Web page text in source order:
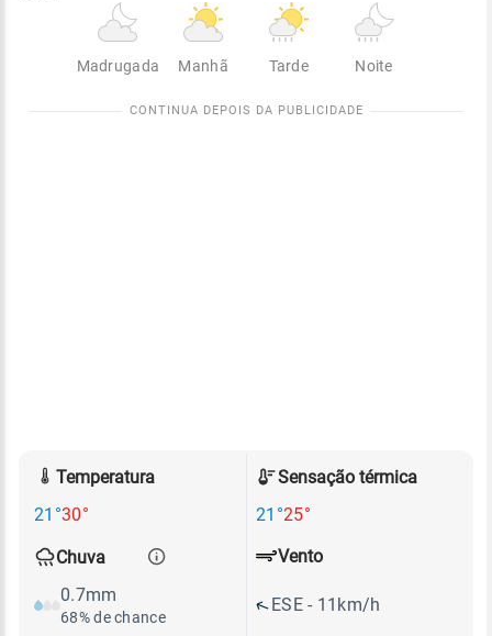
Madrugada Manhã Tarde Noite
Temperatura
21°30°
Sensação térmica
21°25°
Chuva
0.7mm
68% de chance
Vento
ESE - 11km/h